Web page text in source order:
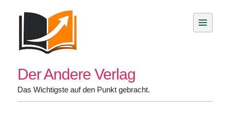
Der Andere Verlag
Das Wichtigste auf den Punkt gebracht.